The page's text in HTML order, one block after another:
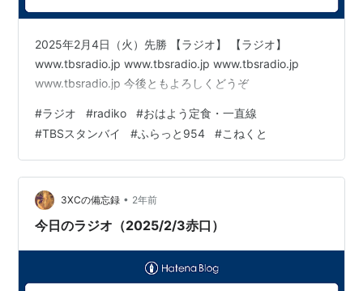
2025年2月4日（火）先勝 【ラジオ】 【ラジオ】
www.tbsradio.jp www.tbsradio.jp www.tbsradio.jp
www.tbsradio.jp 今後ともよろしくどうぞ
#ラジオ #radiko #おはよう定食・一直線
#TBSスタンバイ #ふらっと954 #こねくと
3XCの備忘録 • 2年前
今日のラジオ（2025/2/3赤口）